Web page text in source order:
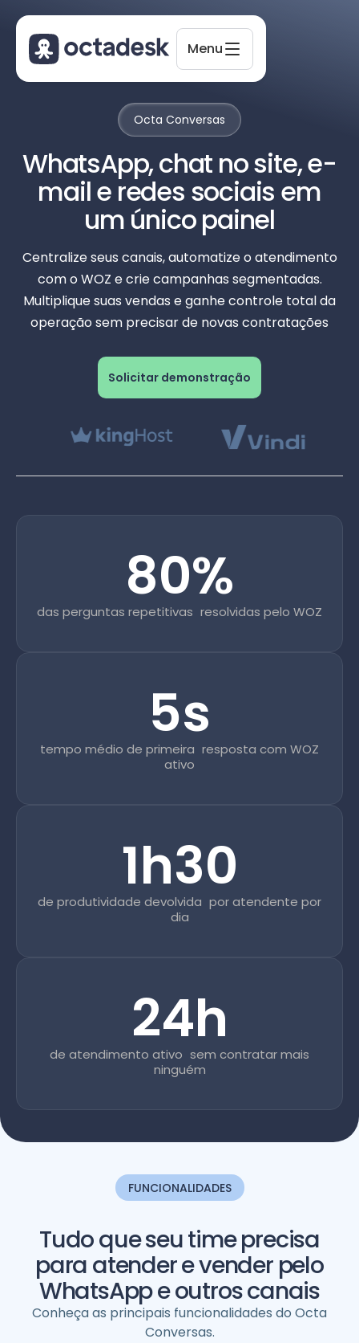
Menu
Octa Conversas
WhatsApp, chat no site, e-
mail e redes sociais em
um único painel
Centralize seus canais, automatize o atendimento
com o WOZ e crie campanhas segmentadas.
Multiplique suas vendas e ganhe controle total da
operação sem precisar de novas contratações
Solicitar demonstração
80%
das perguntas repetitivas resolvidas pelo WOZ
5s
tempo médio de primeira resposta com WOZ
ativo
1h30
de produtividade devolvida por atendente por
dia
24h
de atendimento ativo sem contratar mais
ninguém
FUNCIONALIDADES
Tudo que seu time precisa
para atender e vender pelo
WhatsApp e outros canais
Conheça as principais funcionalidades do Octa
Conversas.
Octadesk
Online agora